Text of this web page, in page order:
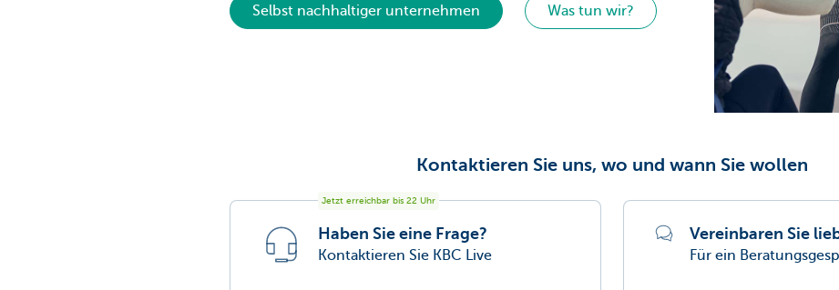
Selbst nachhaltiger unternehmen Was tun wir?
Kontaktieren Sie uns, wo und wann Sie wollen
Jetzt erreichbar bis 22 Uhr
Haben Sie eine Frage?
Kontaktieren Sie KBC Live
Vereinbaren Sie
Für ein